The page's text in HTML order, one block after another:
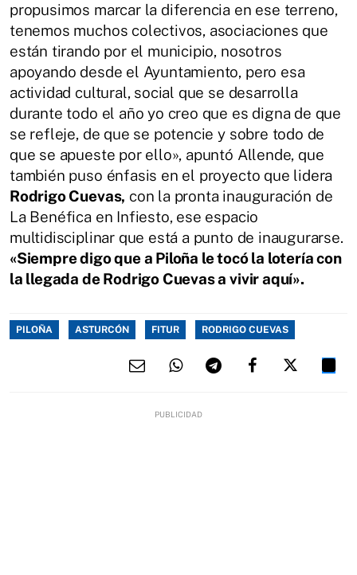
propusimos marcar la diferencia en ese terreno,
tenemos muchos colectivos, asociaciones que
están tirando por el municipio, nosotros
apoyando desde el Ayuntamiento, pero esa
actividad cultural, social que se desarrolla
durante todo el año yo creo que es digna de que
se refleje, de que se potencie y sobre todo de
que se apueste por ello», apuntó Allende, que
también puso énfasis en el proyecto que lidera
Rodrigo Cuevas, con la pronta inauguración de
La Benéfica en Infiesto, ese espacio
multidisciplinar que está a punto de inaugurarse.
«Siempre digo que a Piloña le tocó la lotería con
la llegada de Rodrigo Cuevas a vivir aquí».
PILOÑA ASTURCÓN FITUR RODRIGO CUEVAS